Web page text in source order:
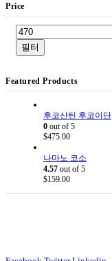
Price
최
소
가
필터
Featured Products
후코산틴 후코이단
0 out of 5
$475.00
나마노 코소
4.57 out of 5
$159.00